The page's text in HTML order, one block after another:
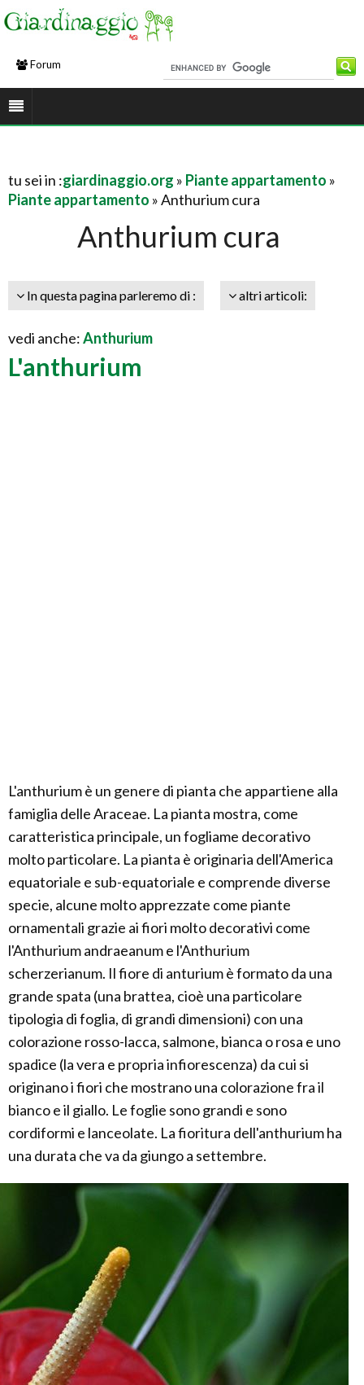
Forum
tu sei in :giardinaggio.org » Piante appartamento »
Piante appartamento » Anthurium cura
Anthurium cura
In questa pagina parleremo di : altri articoli:
vedi anche:Anthurium
L'anthurium
L'anthurium è un genere di pianta che appartiene alla
famiglia delle Araceae. La pianta mostra, come
caratteristica principale, un fogliame decorativo
molto particolare. La pianta è originaria dell'America
equatoriale e sub-equatoriale e comprende diverse
specie, alcune molto apprezzate come piante
ornamentali grazie ai fiori molto decorativi come
l'Anthurium andraeanum e l'Anthurium
scherzerianum. Il fiore di anturium è formato da una
grande spata (una brattea, cioè una particolare
tipologia di foglia, di grandi dimensioni) con una
colorazione rosso-lacca, salmone, bianca o rosa e uno
spadice (la vera e propria infiorescenza) da cui si
originano i fiori che mostrano una colorazione fra il
bianco e il giallo. Le foglie sono grandi e sono
cordiformi e lanceolate. La fioritura dell'anthurium ha
una durata che va da giungo a settembre.